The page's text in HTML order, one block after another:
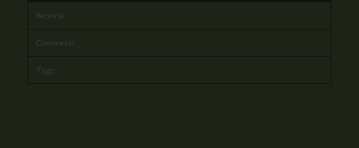
Recente
Commenti
Tags